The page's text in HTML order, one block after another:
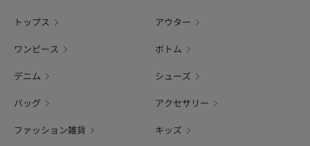
トップス アウター
ワンピース ボトム
デニム シューズ
バッグ アクセサリー
ファッション雑貨 キッズ